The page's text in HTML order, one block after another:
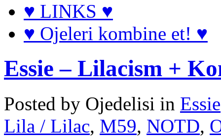
♥ LINKS ♥
♥ Ojeleri kombine et! ♥
Essie – Lilacism +
Posted by Ojedelisi in Essie
Lila / Lilac, M59, NOTD,